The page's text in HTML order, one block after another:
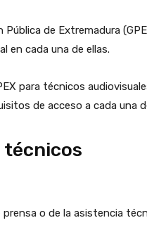
de Extremadura
en cada una de ellas.
para técnicos
de acceso a cada una
técnicos
o de la asistencia